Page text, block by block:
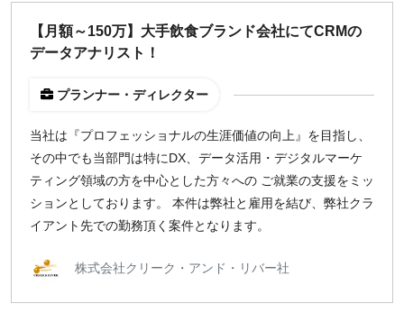
¥2,000
指定なし 検索
【月額～150万】大手飲食ブランド会社にてCRMの
データアナリスト！
プランナー・ディレクター
当社は『プロフェッショナルの生涯価値の向上』を目指し、
その中でも当部門は特にDX、データ活用・デジタルマーケ
ティング領域の方を中心とした方々への ご就業の支援をミッ
ションとしております。 本件は弊社と雇用を結び、弊社クラ
イアント先での勤務頂く案件となります。
株式会社クリーク・アンド・リバー社